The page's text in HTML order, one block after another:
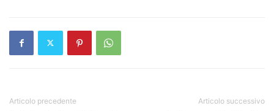
Articolo precedente Articolo successivo